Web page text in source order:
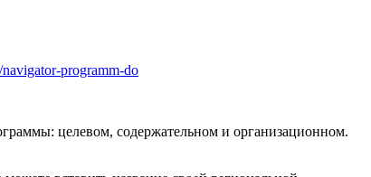
programm-do
целевом, содержательном и организационном.